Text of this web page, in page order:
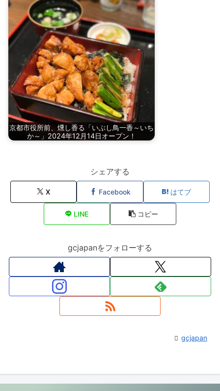
京都市役所前、燻し香る「いぶし鳥一香～いち
か～」2024年12月14日オープン！
シェアする
X Facebook はてブ
LINE コピー
gcjapanをフォローする
gcjapan